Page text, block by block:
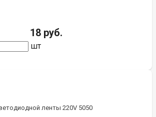
18 руб.
шт
ленты 220V 5050